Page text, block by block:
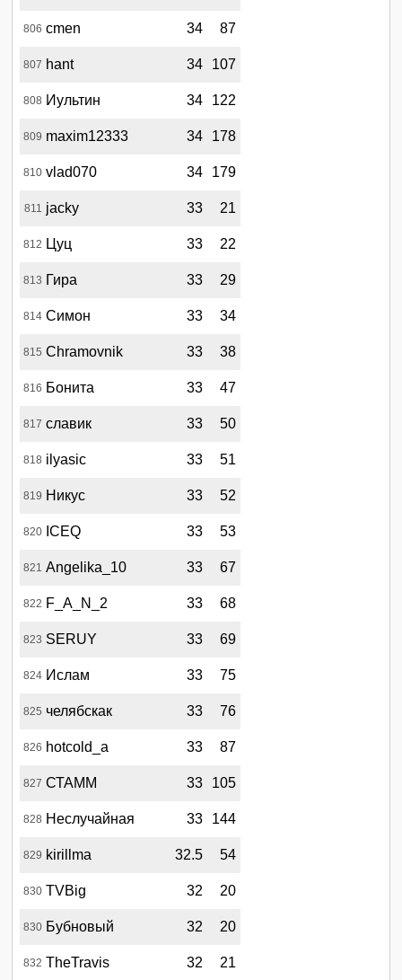
806 cmen 34 87
807 hant 34 107
808 Иультин 34 122
809 maxim12333 34 178
810 vlad070 34 179
811 jacky 33 21
812 Цуц 33 22
813 Гира 33 29
814 Симон 33 34
815 Chramovnik 33 38
816 Бонита 33 47
817 славик 33 50
818 ilyasic 33 51
819 Никус 33 52
820 ICEQ 33 53
821 Angelika_10 33 67
822 F_A_N_2 33 68
823 SERUY 33 69
824 Ислам 33 75
825 челябскак 33 76
826 hotcold_a 33 87
827 СТАММ 33 105
828 Неслучайная 33 144
829 kirillma 32.5 54
830 TVBig 32 20
830 Бубновый 32 20
832 TheTravis 32 21